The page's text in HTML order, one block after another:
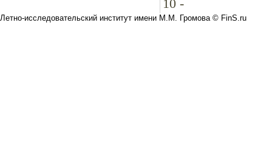
10 -
Летно-исследовательский институт имени М.М. Громова © FinS.ru